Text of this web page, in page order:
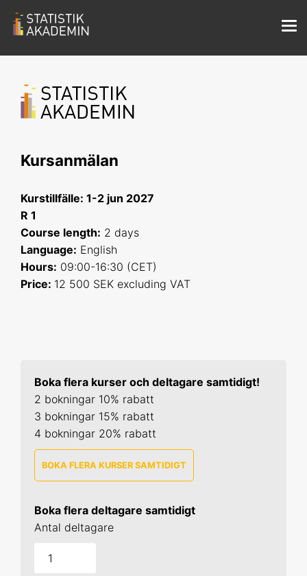
Kursanmälan
Kurstillfälle: 1-2 jun 2027
R 1
Course length: 2 days
Language: English
Hours: 09:00-16:30 (CET)
Price: 12 500 SEK excluding VAT
Boka flera kurser och deltagare samtidigt!
2 bokningar 10% rabatt
3 bokningar 15% rabatt
4 bokningar 20% rabatt
BOKA FLERA KURSER SAMTIDIGT
9-10 sep 2026 Online
20-21 okt 2026 Uppsala
Boka flera deltagare samtidigt
Antal deltagare